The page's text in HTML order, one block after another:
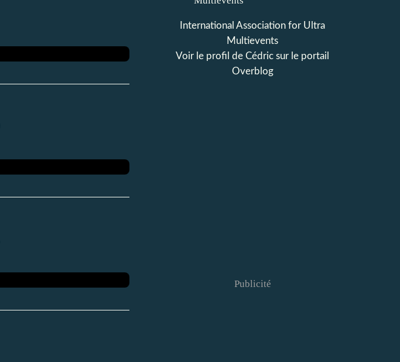
International Association for Ultra
Multievents
Voir le profil de Cédric sur le portail
Overblog
Publicité